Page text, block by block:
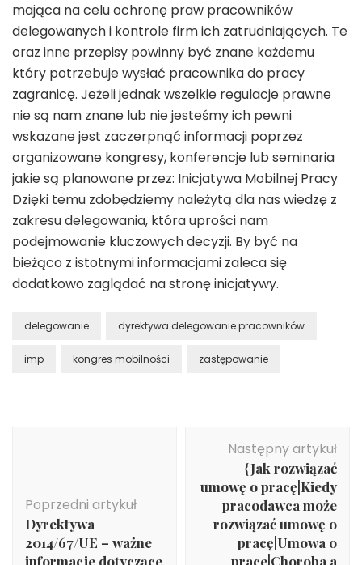
mająca na celu ochronę praw pracowników
delegowanych i kontrole firm ich zatrudniających. Te
oraz inne przepisy powinny być znane każdemu
który potrzebuje wysłać pracownika do pracy
zagranicę. Jeżeli jednak wszelkie regulacje prawne
nie są nam znane lub nie jesteśmy ich pewni
wskazane jest zaczerpnąć informacji poprzez
organizowane kongresy, konferencje lub seminaria
jakie są planowane przez: Inicjatywa Mobilnej Pracy
Dzięki temu zdobędziemy należytą dla nas wiedzę z
zakresu delegowania, która uprości nam
podejmowanie kluczowych decyzji. By być na
bieżąco z istotnymi informacjami zaleca się
dodatkowo zaglądać na stronę inicjatywy.
delegowanie dyrektywa delegowanie pracowników
imp kongres mobilności zastępowanie
Poprzedni artykuł
Dyrektywa
2014/67/UE – ważne
informacje dotyczące
Następny artykuł
{Jak rozwiązać
umowę o pracę|Kiedy
pracodawca może
rozwiązać umowę o
pracę|Umowa o
prace|Choroba a